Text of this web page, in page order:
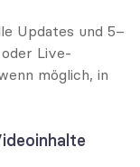
Updates und 5–
Live-
möglich, in